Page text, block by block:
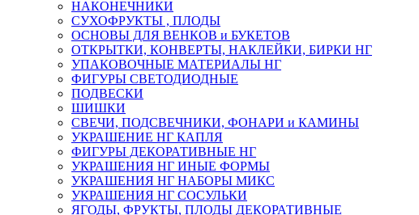
НАКОНЕЧНИКИ
СУХОФРУКТЫ , ПЛОДЫ
ОСНОВЫ ДЛЯ ВЕНКОВ и БУКЕТОВ
ОТКРЫТКИ, КОНВЕРТЫ, НАКЛЕЙКИ, БИРКИ НГ
УПАКОВОЧНЫЕ МАТЕРИАЛЫ НГ
ФИГУРЫ СВЕТОДИОДНЫЕ
ПОДВЕСКИ
ШИШКИ
СВЕЧИ, ПОДСВЕЧНИКИ, ФОНАРИ и КАМИНЫ
УКРАШЕНИЕ НГ КАПЛЯ
ФИГУРЫ ДЕКОРАТИВНЫЕ НГ
УКРАШЕНИЯ НГ ИНЫЕ ФОРМЫ
УКРАШЕНИЯ НГ НАБОРЫ МИКС
УКРАШЕНИЯ НГ СОСУЛЬКИ
ЯГОДЫ, ФРУКТЫ, ПЛОДЫ ДЕКОРАТИВНЫЕ